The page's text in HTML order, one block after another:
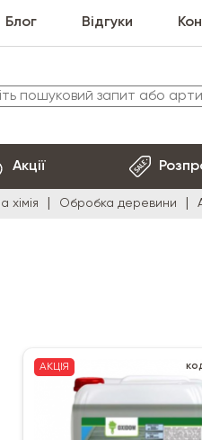
Блог Відгуки
Акції
хімія Обробка деревини
АКЦІЯ